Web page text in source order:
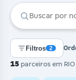
Filtros 2
15 parceiros em RIO